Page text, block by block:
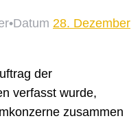
•Datum 28. Dezember
der
verfasst wurde,
zusammen